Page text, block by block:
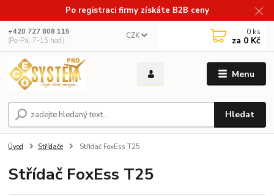
Po registraci firmy získáte B2B ceny
Menu
CZK
Hledat
+420 727 808 115
(Po-Pá, 7-15 hod.)
0 ks
za 0 Kč
Úvod Střídače Střídač FoxEss T25
Střídač FoxEss T25